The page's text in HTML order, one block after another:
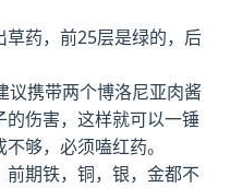
药，前25层是绿的，后
议携带两个博洛尼亚肉酱
伤害，这样就可以一锤
够，必须嗑红药。
期铁，铜，银，金都不